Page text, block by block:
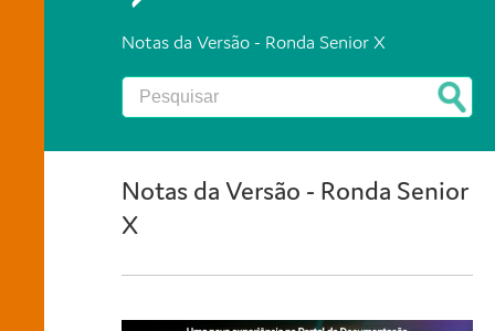
Notas da Versão - Ronda Senior X
Notas da Versão - Ronda Senior
X